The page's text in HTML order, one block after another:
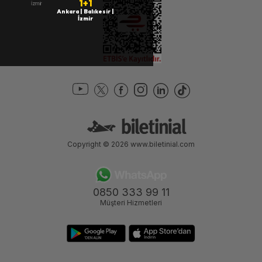
1+1
Ankara | Balıkesir |
İzmir
| İstanbul | İzmir
0850 333 99 11
Müşteri Hizmetleri
Copyright © 2026 www.biletinial.com